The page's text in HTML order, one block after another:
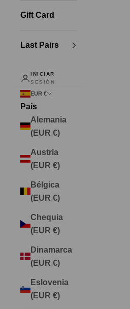
Gift Card
Last Pairs
INICIAR
SESIÓN
EUR €
País
Alemania
(EUR €)
Austria
(EUR €)
Bélgica
(EUR €)
Chequia
(EUR €)
Dinamarca
(EUR €)
Eslovenia
(EUR €)